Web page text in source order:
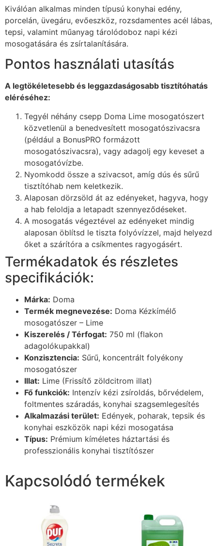
Kiválóan alkalmas minden típusú konyhai edény,
porcelán, üvegáru, evőeszköz, rozsdamentes acél lábas,
tepsi, valamint műanyag tárolódoboz napi kézi
mosogatására és zsírtalanítására.
Pontos használati utasítás
A legtökéletesebb és leggazdaságosabb tisztítóhatás
eléréséhez:
Tegyél néhány csepp Doma Lime mosogatószert
közvetlenül a benedvesített mosogatószivacsra
(például a BonusPRO formázott
mosogatószivacsra), vagy adagolj egy keveset a
mosogatóvízbe.
Nyomkodd össze a szivacsot, amíg dús és sűrű
tisztítóhab nem keletkezik.
Alaposan dörzsöld át az edényeket, hagyva, hogy
a hab feloldja a letapadt szennyeződéseket.
A mosogatás végeztével az edényeket mindig
alaposan öblítsd le tiszta folyóvízzel, majd helyezd
őket a szárítóra a csíkmentes ragyogásért.
Termékadatok és részletes
specifikációk:
Márka: Doma
Termék megnevezése: Doma Kézkímélő
mosogatószer – Lime
Kiszerelés / Térfogat: 750 ml (flakon
adagolókupakkal)
Konzisztencia: Sűrű, koncentrált folyékony
mosogatószer
Illat: Lime (Frissítő zöldcitrom illat)
Fő funkciók: Intenzív kézi zsíroldás, bőrvédelem,
foltmentes száradás, konyhai szagsemlegesítés
Alkalmazási terület: Edények, poharak, tepsik és
konyhai eszközök napi kézi mosogatása
Típus: Prémium kíméletes háztartási és
professzionális konyhai tisztítószer
Kapcsolódó termékek